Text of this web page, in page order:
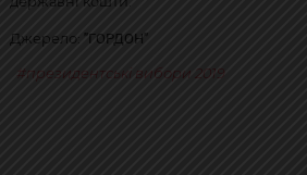
Джерело: "ГОРДОН"
президентські вибори 2019